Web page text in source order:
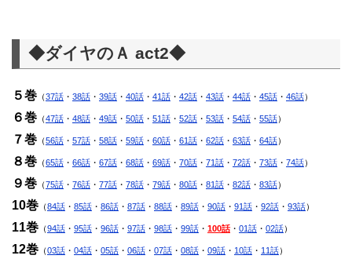
◆ダイヤのＡ act2◆
５巻 （37話 ・ 38話 ・ 39話 ・ 40話 ・ 41話 ・ 42話 ・ 43話 ・ 44話 ・ 45話 ・ 46話）
６巻 （47話 ・ 48話 ・ 49話 ・ 50話 ・ 51話 ・ 52話 ・ 53話 ・ 54話 ・ 55話）
７巻 （56話 ・ 57話 ・ 58話 ・ 59話 ・ 60話 ・ 61話 ・ 62話 ・ 63話 ・ 64話）
８巻 （65話 ・ 66話 ・ 67話 ・ 68話 ・ 69話 ・ 70話 ・ 71話 ・ 72話 ・ 73話 ・ 74話）
９巻 （75話 ・ 76話 ・ 77話 ・ 78話 ・ 79話 ・ 80話 ・ 81話 ・ 82話 ・ 83話）
10巻 （84話 ・ 85話 ・ 86話 ・ 87話 ・ 88話 ・ 89話 ・ 90話 ・ 91話 ・ 92話 ・ 93話）
11巻 （94話 ・ 95話 ・ 96話 ・ 97話 ・ 98話 ・ 99話 ・ 100話 ・ 01話 ・ 02話）
12巻 （03話 ・ 04話 ・ 05話 ・ 06話 ・ 07話 ・ 08話 ・ 09話 ・ 10話 ・ 11話）